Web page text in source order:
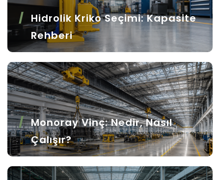
Hidrolik Kriko Seçimi: Kapasite
Rehberi
Monoray Vinç: Nedir, Nasıl
Çalışır?